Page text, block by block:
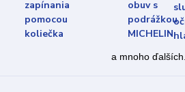
a mnoho